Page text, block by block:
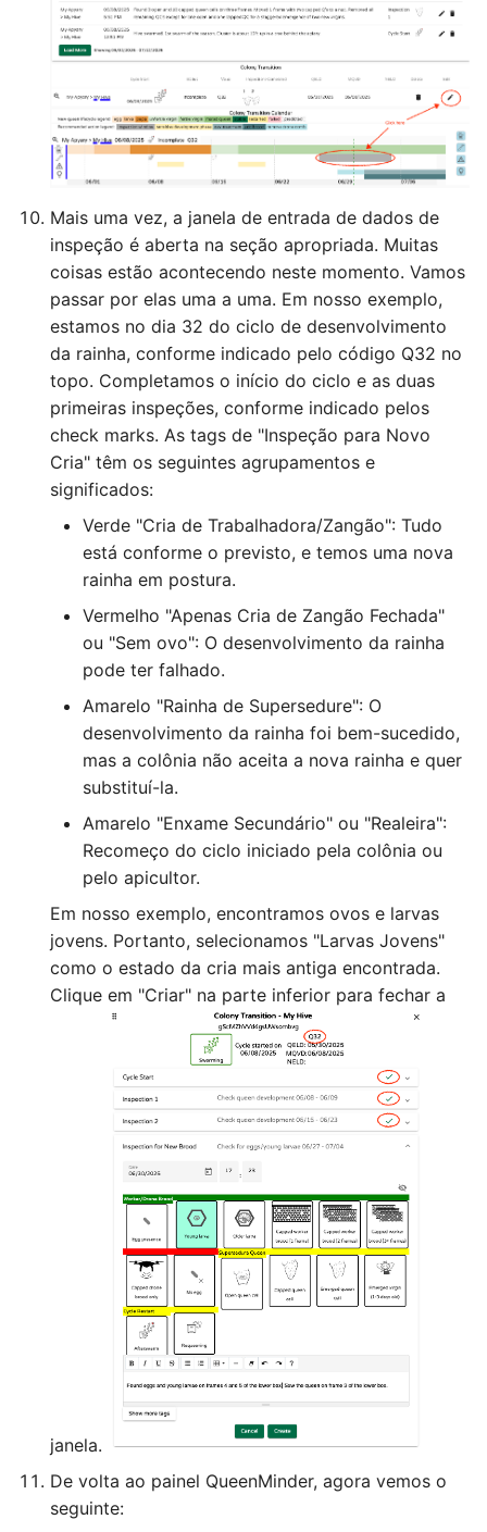
Mais uma vez, a janela de entrada de dados de
inspeção é aberta na seção apropriada. Muitas
coisas estão acontecendo neste momento. Vamos
passar por elas uma a uma. Em nosso exemplo,
estamos no dia 32 do ciclo de desenvolvimento
da rainha, conforme indicado pelo código Q32 no
topo. Completamos o início do ciclo e as duas
primeiras inspeções, conforme indicado pelos
check marks. As tags de "Inspeção para Novo
Cria" têm os seguintes agrupamentos e
significados:
Verde "Cria de Trabalhadora/Zangão": Tudo
está conforme o previsto, e temos uma nova
rainha em postura.
Vermelho "Apenas Cria de Zangão Fechada"
ou "Sem ovo": O desenvolvimento da rainha
pode ter falhado.
Amarelo "Rainha de Supersedure": O
desenvolvimento da rainha foi bem-sucedido,
mas a colônia não aceita a nova rainha e quer
substituí-la.
Amarelo "Enxame Secundário" ou "Realeira":
Recomeço do ciclo iniciado pela colônia ou
pelo apicultor.
Em nosso exemplo, encontramos ovos e larvas
jovens. Portanto, selecionamos "Larvas Jovens"
como o estado da cria mais antiga encontrada.
Clique em "Criar" na parte inferior para fechar a
janela.
De volta ao painel QueenMinder, agora vemos o
seguinte: